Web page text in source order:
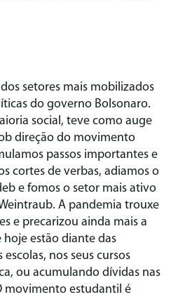
setores mais mobilizados
do governo Bolsonaro.
social, teve como auge
direção do movimento
passos importantes e
cortes de verbas, adiamos o
e fomos o setor mais ativo
A pandemia trouxe
e precarizou ainda mais a
estão diante das
nos seus cursos
ou acumulando dívidas nas
movimento estudantil é